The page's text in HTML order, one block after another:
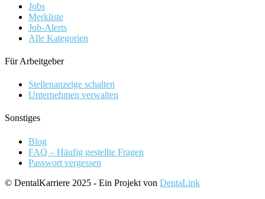
Jobs
Merkliste
Job-Alerts
Alle Kategorien
Für Arbeitgeber
Stellenanzeige schalten
Unternehmen verwalten
Sonstiges
Blog
FAQ – Häufig gestellte Fragen
Passwort vergessen
© DentalKarriere 2025 - Ein Projekt von DentaLink